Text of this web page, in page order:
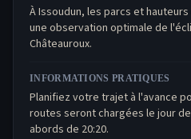
À Issoudun, les parcs et
une observation optimale de
Châteauroux.
INFORMATIONS PRATIQUES
Planifiez votre trajet à l'avance
routes seront chargées le jour
abords de 20:20.